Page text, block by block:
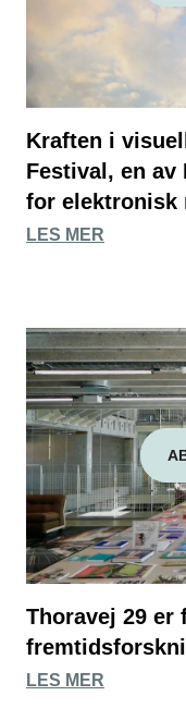
Kraften i
Festival, en av
for elektronisk
LES MER
Thoravej 29 er
LES MER